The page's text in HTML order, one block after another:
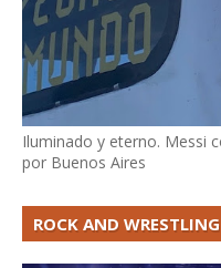
Iluminado y eterno. Messi
por Buenos Aires
ROCK AND WRESTLING